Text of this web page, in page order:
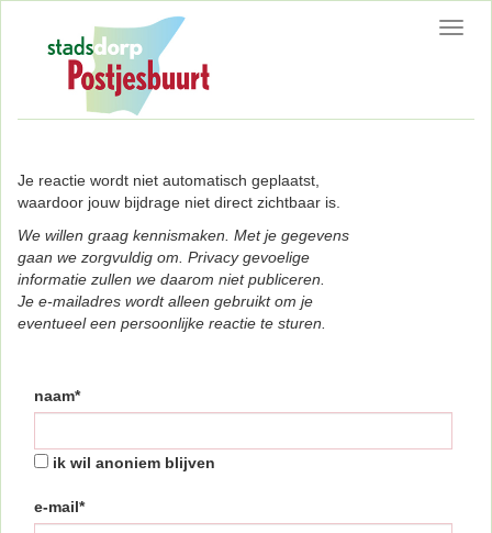
Je reactie wordt niet automatisch geplaatst,
waardoor jouw bijdrage niet direct zichtbaar is.
We willen graag kennismaken. Met je gegevens
gaan we zorgvuldig om. Privacy gevoelige
informatie zullen we daarom niet publiceren.
Je e-mailadres wordt alleen gebruikt om je
eventueel een persoonlijke reactie te sturen.
naam*
ik wil anoniem blijven
e-mail*